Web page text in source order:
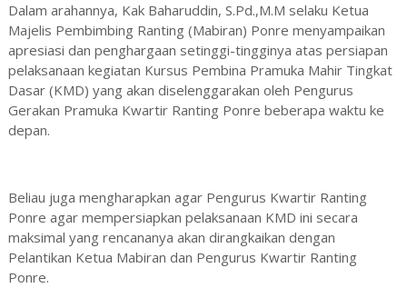
Dalam arahannya, Kak Baharuddin, S.Pd.,M.M selaku Ketua
Majelis Pembimbing Ranting (Mabiran) Ponre menyampaikan
apresiasi dan penghargaan setinggi-tingginya atas persiapan
pelaksanaan kegiatan Kursus Pembina Pramuka Mahir Tingkat
Dasar (KMD) yang akan diselenggarakan oleh Pengurus
Gerakan Pramuka Kwartir Ranting Ponre beberapa waktu ke
depan.
Beliau juga mengharapkan agar Pengurus Kwartir Ranting
Ponre agar mempersiapkan pelaksanaan KMD ini secara
maksimal yang rencananya akan dirangkaikan dengan
Pelantikan Ketua Mabiran dan Pengurus Kwartir Ranting
Ponre.